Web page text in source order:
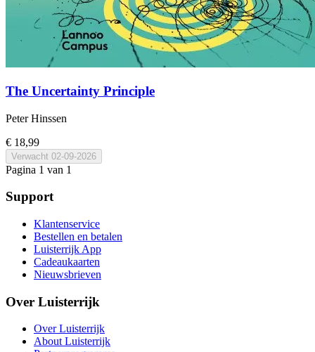
The Uncertainty Principle
Peter Hinssen
€ 18,99
Verwacht 02-09-2026
Pagina 1 van 1
Support
Klantenservice
Bestellen en betalen
Luisterrijk App
Cadeaukaarten
Nieuwsbrieven
Over Luisterrijk
Over Luisterrijk
About Luisterrijk